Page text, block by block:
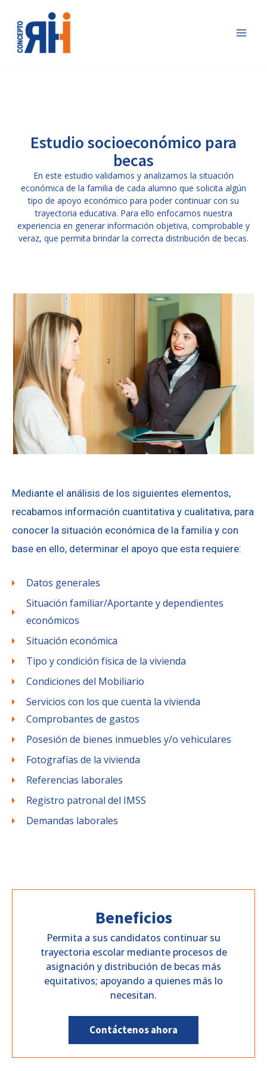
contenido
Estudio socioeconómico para
becas
En este estudio validamos y analizamos la situación
económica de la familia de cada alumno que solicita algún
tipo de apoyo económico para poder continuar con su
trayectoria educativa. Para ello enfocamos nuestra
experiencia en generar información objetiva, comprobable y
veraz, que permita brindar la correcta distribución de becas.
Mediante el análisis de los siguientes elementos,
recabamos información cuantitativa y cualitativa, para
conocer la situación económica de la familia y con
base en ello, determinar el apoyo que esta requiere:
Datos generales
Situación familiar/Aportante y dependientes
económicos
Situación económica
Tipo y condición física de la vivienda
Condiciones del Mobiliario
Servicios con los que cuenta la vivienda
Comprobantes de gastos
Posesión de bienes inmuebles y/o vehiculares
Fotografías de la vivienda
Referencias laborales
Registro patronal del IMSS
Demandas laborales
Beneficios
Permita a sus candidatos continuar su
trayectoria escolar mediante procesos de
asignación y distribución de becas más
equitativos; apoyando a quienes más lo
necesitan.
Contáctenos ahora